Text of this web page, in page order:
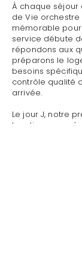
À chaque séjour
de Vie
mémorable
service débute
répondons aux
préparons le
besoins
contrôle qualité
arrivée.
Le jour J, notre
location avec